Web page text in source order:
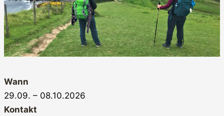
Wann
29.09. – 08.10.2026
Kontakt